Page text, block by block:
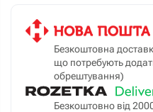
Безкоштовна
що потребують
обрештування)
Безкоштовно від